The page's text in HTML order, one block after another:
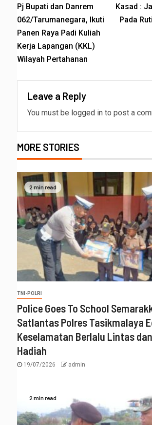
Pj Bupati dan Danrem
062/Tarumanegara, Ikuti
Panen Raya Padi Kuliah
Kerja Lapangan (KKL)
Wilayah Pertahanan
Kasad :
Pada
Leave a Reply
You must be logged in to post a
MORE STORIES
2 min read
TNI-POLRI
Police Goes To School
Satlantas Polres Tasikmalaya
Keselamatan Berlalu Lintas
Hadiah
19/07/2026 admin
2 min read